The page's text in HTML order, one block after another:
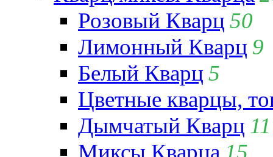
Розовый Кварц 50
Лимонный Кварц 9
Белый Кварц 5
Цветные кварцы,
Дымчатый Кварц 11
Миксы Кварца 15